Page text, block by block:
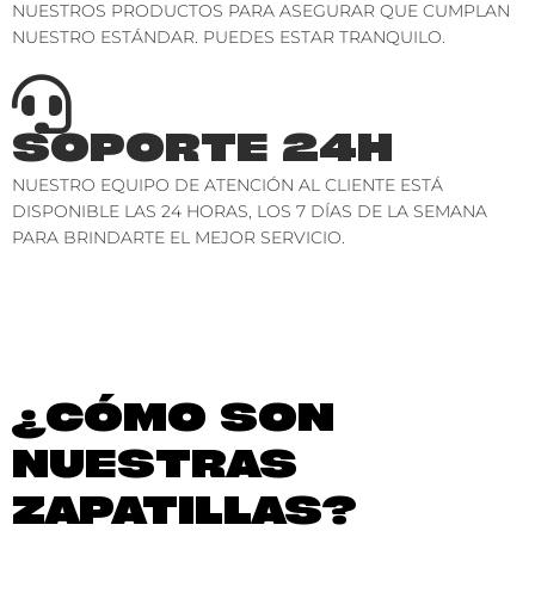
NUESTROS PRODUCTOS PARA ASEGURAR QUE CUMPLAN
NUESTRO ESTÁNDAR. PUEDES ESTAR TRANQUILO.
SOPORTE 24H
NUESTRO EQUIPO DE ATENCIÓN AL CLIENTE ESTÁ
DISPONIBLE LAS 24 HORAS, LOS 7 DÍAS DE LA SEMANA
PARA BRINDARTE EL MEJOR SERVICIO.
¿CÓMO SON
NUESTRAS
ZAPATILLAS?